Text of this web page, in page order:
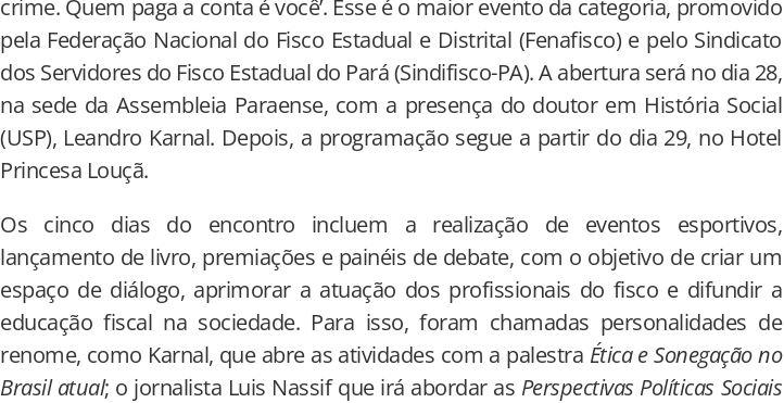
crime. Quem paga a conta é você’. Esse é o maior evento da categoria, promovido
pela Federação Nacional do Fisco Estadual e Distrital (Fenafisco) e pelo Sindicato
dos Servidores do Fisco Estadual do Pará (Sindifisco-PA). A abertura será no dia 28,
na sede da Assembleia Paraense, com a presença do doutor em História Social
(USP), Leandro Karnal. Depois, a programação segue a partir do dia 29, no Hotel
Princesa Louçã.
Os cinco dias do encontro incluem a realização de eventos esportivos,
lançamento de livro, premiações e painéis de debate, com o objetivo de criar um
espaço de diálogo, aprimorar a atuação dos profissionais do fisco e difundir a
educação fiscal na sociedade. Para isso, foram chamadas personalidades de
renome, como Karnal, que abre as atividades com a palestra Ética e Sonegação no
Brasil atual; o jornalista Luis Nassif que irá abordar as Perspectivas Políticas Sociais